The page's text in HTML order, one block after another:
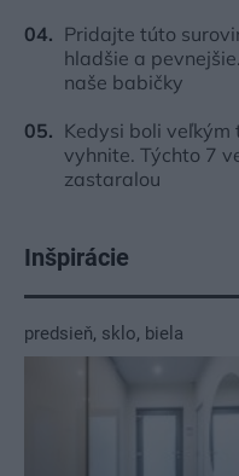
Pridajte túto
hladšie a
naše babičky
Kedysi boli veľkým
vyhnite. Týchto 7
zastaralou
Inšpirácie
predsieň, sklo, biela